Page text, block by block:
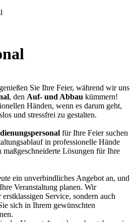
Sie Ihre Feier, während wir uns
, den Auf- und Abbau kümmern!
Händen, wenn es darum geht,
und stressfrei zu gestalten.
für Ihre Feier suchen
in professionelle Hände
Lösungen für Ihre
ein unverbindliches Angebot an, und
Veranstaltung planen. Wir
Service, sondern auch
sich in Ihrem gewünschten